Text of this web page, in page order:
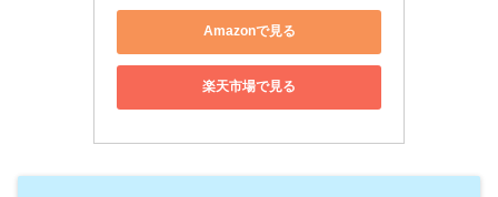
Amazonで見る
楽天市場で見る